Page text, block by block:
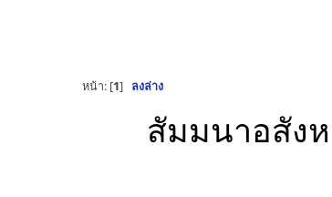
หน้า: [1] ลงล่าง
สัมมนาอสัง